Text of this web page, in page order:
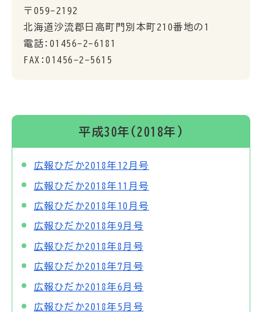
〒059-2192
北海道沙流郡日高町門別本町210番地の1
電話:01456-2-6181
FAX:01456-2-5615
平成30年(2018年)
広報ひだか2018年12月号
広報ひだか2018年11月号
広報ひだか2018年10月号
広報ひだか2018年9月号
広報ひだか2018年8月号
広報ひだか2018年7月号
広報ひだか2018年6月号
広報ひだか2018年5月号